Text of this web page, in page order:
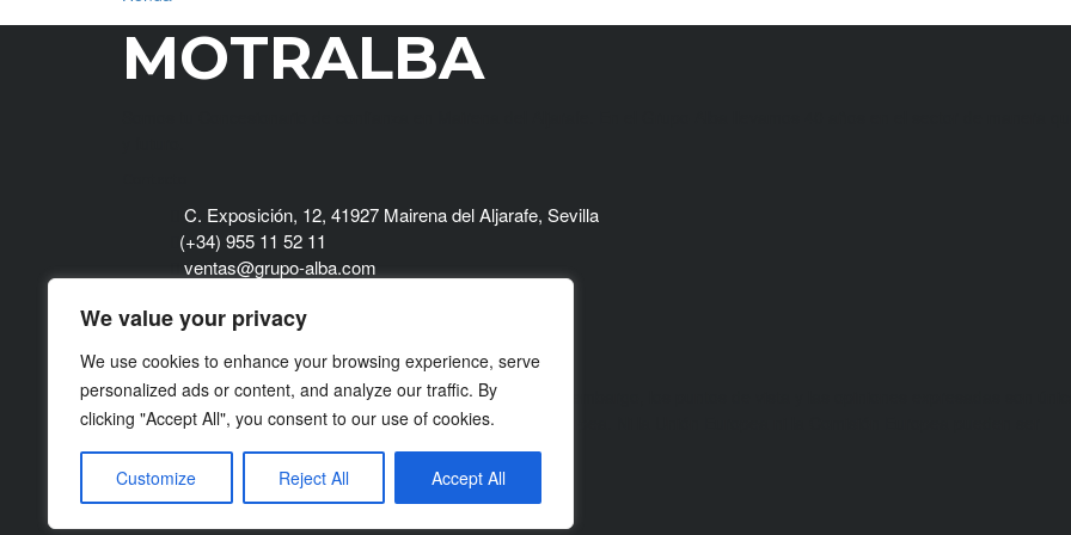
We value your privacy
We use cookies to enhance your browsing experience, serve
personalized ads or content, and analyze our traffic. By
clicking "Accept All", you consent to our use of cookies.
Customize Reject All Accept All
MOTRALBA
C. Exposición, 12, 41927 Mairena del Aljarafe, Sevilla
(+34) 955 11 52 11
ventas@grupo-alba.com
Financiado por la Unión Europea – NextGenerationEU. Sin embargo, los puntos de vista y las opiniones expresadas son
necesariamente los de la Unión Europea o la Comisión Europea. Ni la Unión Europea ni la Comisión Europea pueden ser
consideradas responsables de las mismas.
Politica de privacidad